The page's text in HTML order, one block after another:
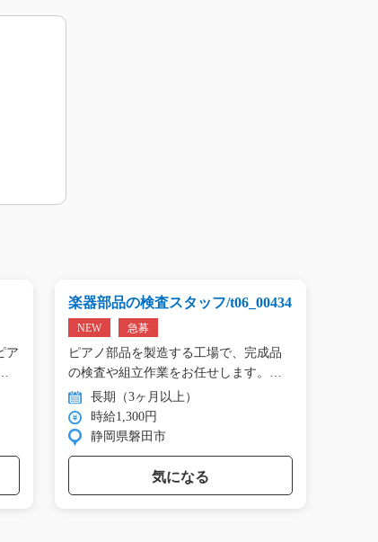
ア
楽器部品の検査スタッフ/t06_00434
NEW 急募
ピアノ部品を製造する工場で、完成品
の検査や組立作業をお任せします。
目… 長期（3ヶ月以上）
時給1,300円
静岡県磐田市
気になる